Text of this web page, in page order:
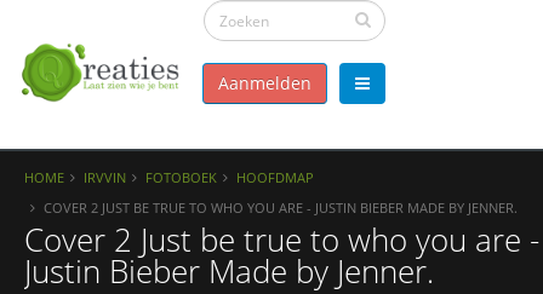
Aanmelden
HOME IRVVIN FOTOBOEK
HOOFDMAP
COVER 2 JUST BE TRUE TO WHO YOU ARE - JUSTIN BIEBER MADE BY JENNER.
Cover 2 Just be true to who you are -
Justin Bieber Made by Jenner.